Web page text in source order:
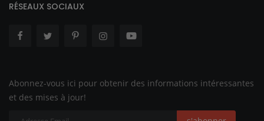
RÉSEAUX SOCIAUX
Abonnez-vous ici pour obtenir des informations intéressantes
et des mises à jour!